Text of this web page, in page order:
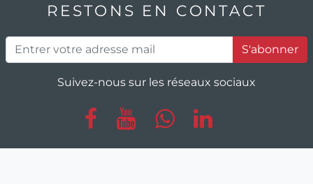
RESTONS EN CONTACT
S'abonner
Suivez-nous sur les réseaux sociaux